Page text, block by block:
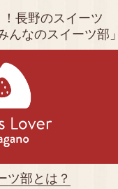
長野のスイーツ
んなのスイーツ部」
ツ部とは？